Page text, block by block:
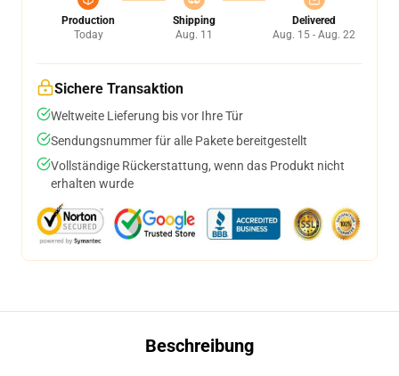
Production
Today
Shipping
Aug. 11
Delivered
Aug. 15 - Aug. 22
Sichere Transaktion
Weltweite Lieferung bis vor Ihre Tür
Sendungsnummer für alle Pakete bereitgestellt
Vollständige Rückerstattung, wenn das Produkt nicht
erhalten wurde
Beschreibung